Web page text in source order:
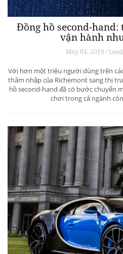
Đồng hồ second-
vận hành
May 04, 2019 /
Với hơn một triệu người dùng trên
thâm nhập của Richemont sang thị
hồ second-hand đã có bước chuyển
chơi trong cả ngành